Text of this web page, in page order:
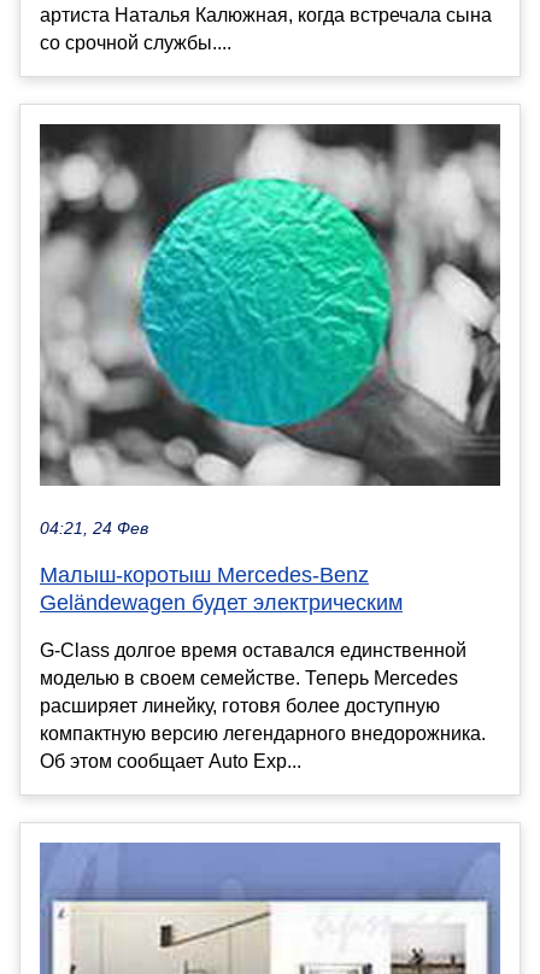
артиста Наталья Калюжная, когда встречала сына
со срочной службы....
04:21, 24 Фев
Малыш-коротыш Mercedes-Benz
Geländewagen будет электрическим
G-Class долгое время оставался единственной
моделью в своем семействе. Теперь Mercedes
расширяет линейку, готовя более доступную
компактную версию легендарного внедорожника.
Об этом сообщает Auto Exp...